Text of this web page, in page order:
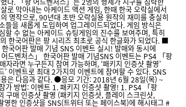
로 막아내는 아케이드 액션 게임, 한때 한국 오락실에서
명작으로, 90년대 초반 오락실용 원작의 재미를 충실히
들을 새롭게 도입하여 업그레이드되었다. 게임 방식은
할 수 없는 아케이드 슈팅게임의 진수를 보여주며, 특히
한국어판은 팡 시리즈 최초로 공식 한글화가 되었다. ■
국어판 발매 기념 SNS 이벤트 실시! 발매와 동시에
드벤처스」 한국어판 발매 기념SNS 이벤트는 PS4 「팡
자라면 누구든지 참여 가능하며, ‘패키지 인증샷 촬영’
’ 이벤트로 최대 2가지의 이벤트에 참여할 수 있다. SNS
은 다음과 같다. ●응모 기간: 2018년 6월 28일(목) ~
방법: 이벤트 1. 패키지 인증샷 촬영! 1. PS4 「팡
구매 인증샷 촬영 (패키지 인증샷, 플레이 스크린샷,
영한 인증샷을 SNS(트위터 또는 페이스북)에 해시태그 #